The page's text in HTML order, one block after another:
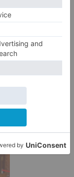
y
para
y/o